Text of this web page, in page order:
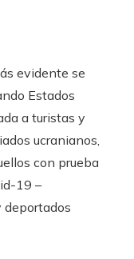
evidente se
Estados
a turistas y
ucranianos,
con prueba
19 –
deportados